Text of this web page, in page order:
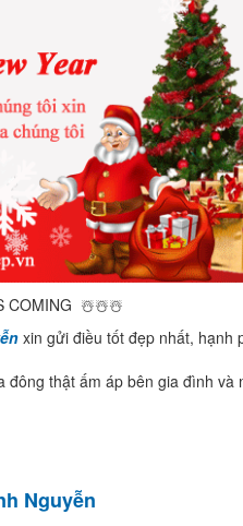
COMING ☃️☃️☃️
xin gửi điều tốt đẹp nhất, hạnh
thật ấm áp bên gia đình
Nguyễn